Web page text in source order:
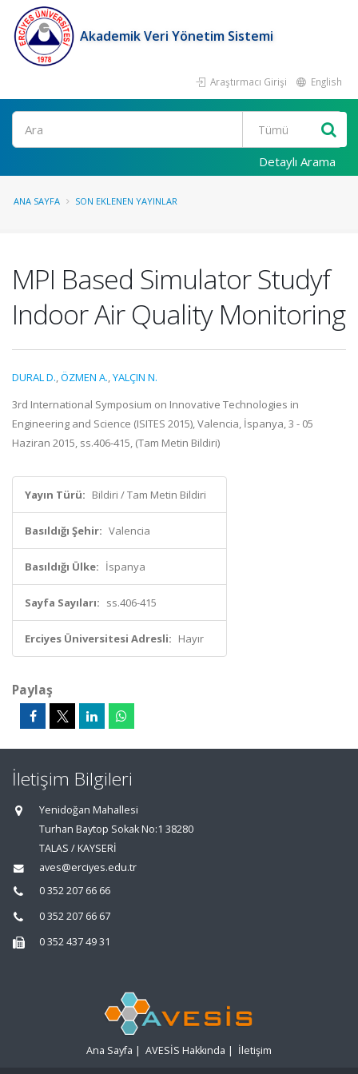
Akademik Veri Yönetim Sistemi
Araştırmacı Girişi English
Ara
Detaylı Arama
ANA SAYFA SON EKLENEN YAYINLAR
MPI Based Simulator Studyf
Indoor Air Quality Monitoring
DURAL D.,ÖZMEN A.,YALÇIN N.
3rd International Symposium on Innovative Technologies in
Engineering and Science (ISITES 2015), Valencia, İspanya, 3 - 05
Haziran 2015, ss.406-415, (Tam Metin Bildiri)
Yayın Türü: Bildiri / Tam Metin Bildiri
Basıldığı Şehir: Valencia
Basıldığı Ülke: İspanya
Sayfa Sayıları: ss.406-415
Erciyes Üniversitesi Adresli: Hayır
Paylaş
İletişim Bilgileri
Yenidoğan Mahallesi
Turhan Baytop Sokak No:1 38280
TALAS / KAYSERİ
aves@erciyes.edu.tr
0 352 207 66 66
0 352 207 66 67
0 352 437 49 31
Ana Sayfa | AVESİS Hakkında | İletişim